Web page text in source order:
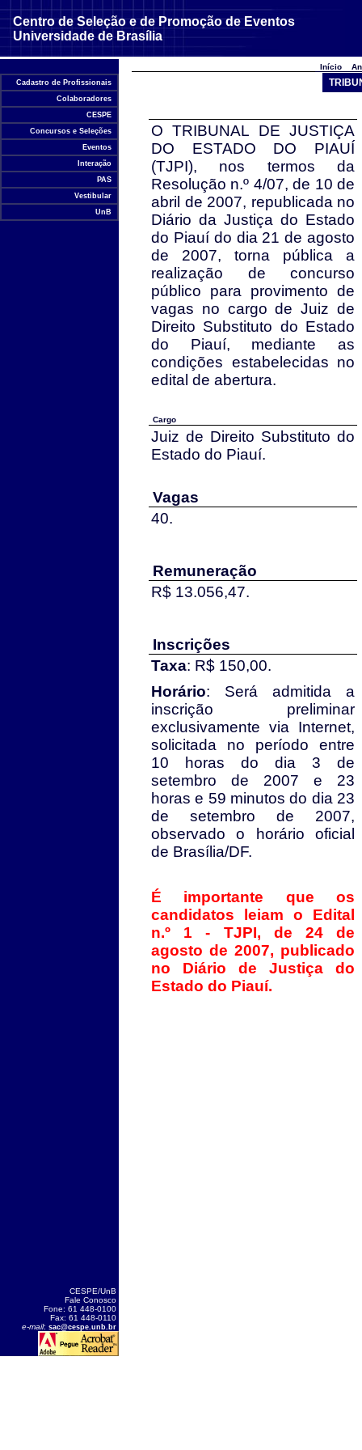
Centro de Seleção e de Promoção de Eventos
Universidade de Brasília
Cadastro de Profissionais
Colaboradores
CESPE
Concursos e Seleções
Eventos
Interação
PAS
Vestibular
UnB
Início
O TRIBUNAL DE JUSTIÇA
DO ESTADO DO PIAUÍ
(TJPI), nos termos da
Resolução n.º 4/07, de 10 de
abril de 2007, republicada no
Diário da Justiça do Estado
do Piauí do dia 21 de agosto
de 2007, torna pública a
realização de concurso
público para provimento de
vagas no cargo de Juiz de
Direito Substituto do Estado
do Piauí, mediante as
condições estabelecidas no
edital de abertura.
Cargo
Juiz de Direito Substituto do
Estado do Piauí.
Vagas
40.
Remuneração
R$ 13.056,47.
Inscrições
Taxa: R$ 150,00.
Horário: Será admitida a
inscrição preliminar
exclusivamente via Internet,
solicitada no período entre
10 horas do dia 3 de
setembro de 2007 e 23
horas e 59 minutos do dia 23
de setembro de 2007,
observado o horário oficial
de Brasília/DF.
É importante que os
candidatos leiam o Edital
n.º 1 - TJPI, de 24 de
agosto de 2007, publicado
no Diário de Justiça do
Estado do Piauí.
CESPE/UnB
Fale Conosco
Fone: 61 448-0100
Fax: 61 448-0110
e-mail: sac@cespe.unb.br